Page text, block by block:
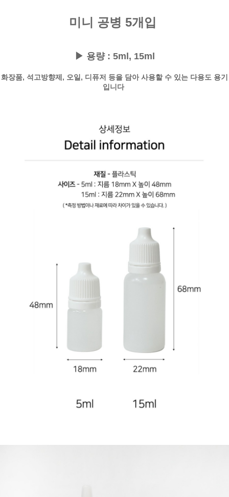
미니 공병 5개입
▶ 용량 : 5ml, 15ml
화장품, 석고방향제, 오일, 디퓨저 등을 담아 사용할 수 있는 다용도 용기
입니다